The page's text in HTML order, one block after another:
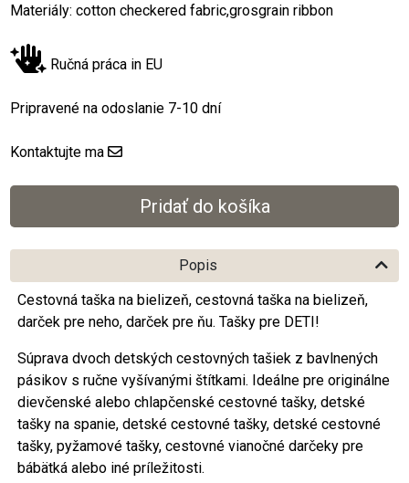
Materiály: cotton checkered fabric,grosgrain ribbon
Ručná práca in EU
Pripravené na odoslanie 7-10 dní
Kontaktujte ma
Popis
Cestovná taška na bielizeň, cestovná taška na bielizeň,
darček pre neho, darček pre ňu. Tašky pre DETI!
Súprava dvoch detských cestovných tašiek z bavlnených
pásikov s ručne vyšívanými štítkami. Ideálne pre originálne
dievčenské alebo chlapčenské cestovné tašky, detské
tašky na spanie, detské cestovné tašky, detské cestovné
tašky, pyžamové tašky, cestovné vianočné darčeky pre
bábätká alebo iné príležitosti.